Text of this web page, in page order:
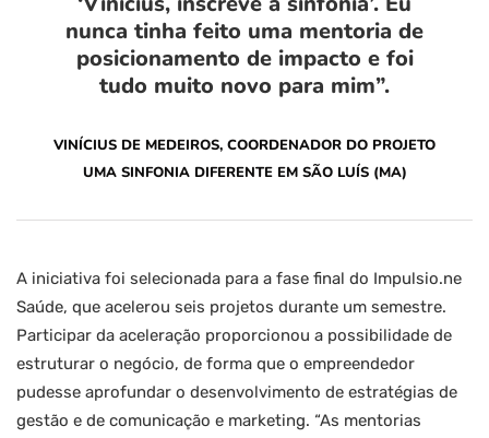
nunca tinha feito uma mentoria de
posicionamento de impacto e foi
tudo muito novo para mim”.
VINÍCIUS DE MEDEIROS, COORDENADOR DO PROJETO
UMA SINFONIA DIFERENTE EM SÃO LUÍS (MA)
A iniciativa foi selecionada para a fase final do Impulsio.ne
Saúde, que acelerou seis projetos durante um semestre.
Participar da aceleração proporcionou a possibilidade de
estruturar o negócio, de forma que o empreendedor
pudesse aprofundar o desenvolvimento de estratégias de
gestão e de comunicação e marketing. “As mentorias